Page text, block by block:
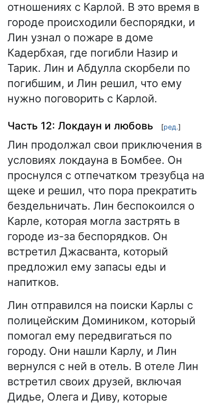
отношениях с Карлой. В это время в
городе происходили беспорядки, и
Лин узнал о пожаре в доме
Кадербхая, где погибли Назир и
Тарик. Лин и Абдулла скорбели по
погибшим, и Лин решил, что ему
нужно поговорить с Карлой.
Часть 12: Локдаун и любовь [ред.]
Лин продолжал свои приключения в
условиях локдауна в Бомбее. Он
проснулся с отпечатком трезубца на
щеке и решил, что пора прекратить
бездельничать. Лин беспокоился о
Карле, которая могла застрять в
городе из-за беспорядков. Он
встретил Джасванта, который
предложил ему запасы еды и
напитков.
Лин отправился на поиски Карлы с
полицейским Домиником, который
помогал ему передвигаться по
городу. Они нашли Карлу, и Лин
вернулся с ней в отель. В отеле Лин
встретил своих друзей, включая
Дидье, Олега и Диву, которые